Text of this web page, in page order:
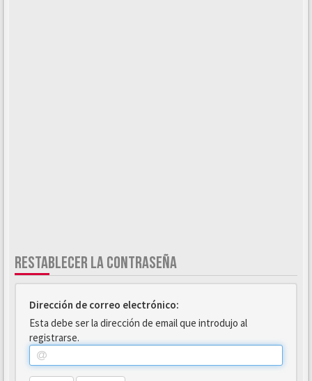
RESTABLECER LA CONTRASEÑA
Dirección de correo electrónico:
Esta debe ser la dirección de email que introdujo al
registrarse.